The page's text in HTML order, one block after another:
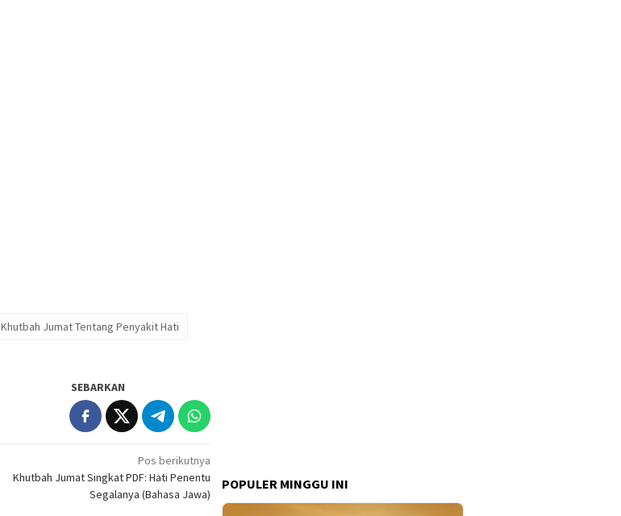
Khutbah Jumat Tentang Penyakit Hati
SEBARKAN
Pos berikutnya
Khutbah Jumat Singkat PDF: Hati Penentu
Segalanya (Bahasa Jawa)
POPULER MINGGU INI